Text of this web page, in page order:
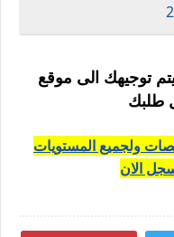
توجيهك الى موقع
طلبك
ولجميع المستويات